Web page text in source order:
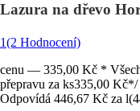
Lazura na dřevo
1(2 Hodnocení)
cenu — 335,00 Kč *
přepravu za ks335,00 Kč*/
Odpovídá 446,67 Kč za l(